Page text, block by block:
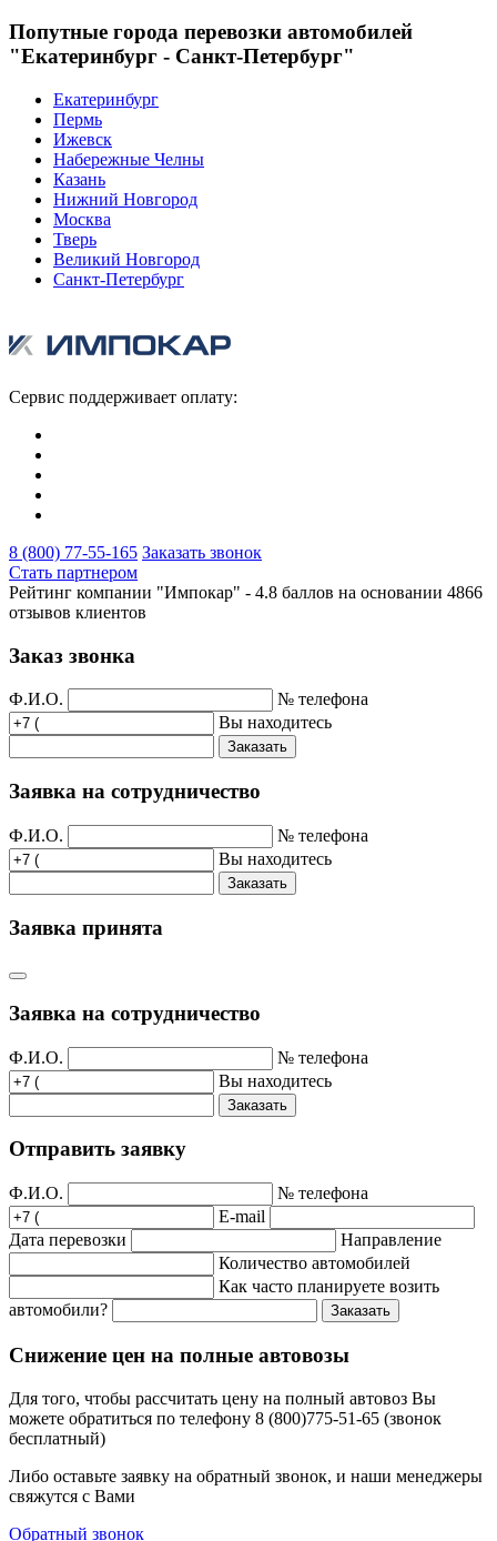
Попутные города перевозки автомобилей
"Екатеринбург - Санкт-Петербург"
Екатеринбург
Пермь
Ижевск
Набережные Челны
Казань
Нижний Новгород
Москва
Тверь
Великий Новгород
Санкт-Петербург
Сервис поддерживает оплату:
8 (800) 77-55-165 Заказать звонок
Стать партнером
Рейтинг компании "Импокар" - 4.8 баллов на основании 4866
отзывов клиентов
Заказ звонка
Ф.И.О.
№ телефона
Вы находитесь
Заказать
Заявка на сотрудничество
Ф.И.О.
№ телефона
Вы находитесь
Заказать
Заявка принята
Заявка на сотрудничество
Ф.И.О.
№ телефона
Вы находитесь
Заказать
Отправить заявку
Ф.И.О.
№ телефона
E-mail
Дата перевозки
Направление
Количество автомобилей
Как часто планируете возить
автомобили?
Заказать
Снижение цен на полные автовозы
Для того, чтобы рассчитать цену на полный автовоз Вы
можете обратиться по телефону 8 (800)775-51-65 (звонок
бесплатный)
Либо оставьте заявку на обратный звонок, и наши менеджеры
свяжутся с Вами
Обратный звонок